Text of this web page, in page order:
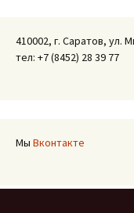
410002, г. Саратов, ул.
тел: +7 (8452) 28 39 77
Мы Вконтакте